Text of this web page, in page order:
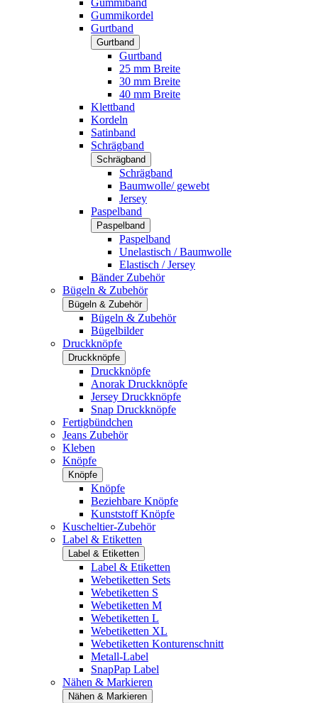
Gummiband
Gummikordel
Gurtband
Gurtband
Gurtband
25 mm Breite
30 mm Breite
40 mm Breite
Klettband
Kordeln
Satinband
Schrägband
Schrägband
Schrägband
Baumwolle/ gewebt
Jersey
Paspelband
Paspelband
Paspelband
Unelastisch / Baumwolle
Elastisch / Jersey
Bänder Zubehör
Bügeln & Zubehör
Bügeln & Zubehör
Bügeln & Zubehör
Bügelbilder
Druckknöpfe
Druckknöpfe
Druckknöpfe
Anorak Druckknöpfe
Jersey Druckknöpfe
Snap Druckknöpfe
Fertigbündchen
Jeans Zubehör
Kleben
Knöpfe
Knöpfe
Knöpfe
Beziehbare Knöpfe
Kunststoff Knöpfe
Kuscheltier-Zubehör
Label & Etiketten
Label & Etiketten
Label & Etiketten
Webetiketten Sets
Webetiketten S
Webetiketten M
Webetiketten L
Webetiketten XL
Webetiketten Konturenschnitt
Metall-Label
SnapPap Label
Nähen & Markieren
Nähen & Markieren